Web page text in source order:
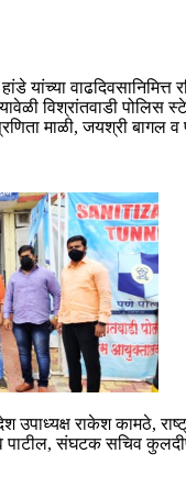
यांच्या
विश्रांतवाडी
माळी, जयश्री बागल व
उपाध्यक्ष राकेश कामठे,
पाटील, संघटक सचिव